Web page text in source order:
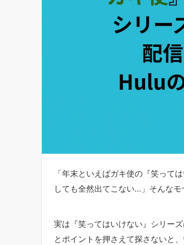
「年末といえばガキ使の『笑って
しても全然出てこない…」そんな
実は『笑ってはいけない』シリー
とポイントを押さえて探さないと